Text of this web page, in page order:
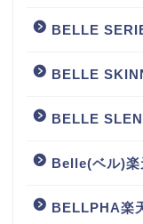
BELLE
BELLE
BELLE
Belle(ベル)楽
BELLPHA楽